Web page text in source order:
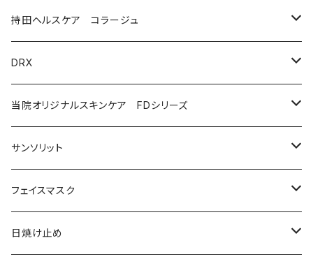
美容液（日焼け止め）
美容液（スペシャルケア）
プログラムキット
アイケア
日焼け止め
ユースフルリップ
ウォッシュ
クリーム
バランスケア
ローション
クレンジング
美容液
化粧品
洗顔
化粧水
持田ヘルスケア コラージュ
ソープ（石鹸）
泡石鹸
コラージュフルフルホイップソープ
メイク落とし
化粧水
DRX
AZAクリア
当院オリジナルスキンケア FDシリーズ
ソープ
ローション
サンソリット
日焼け止め
フェイスマスク
フェイスマスク
サンソリット
日焼け止め